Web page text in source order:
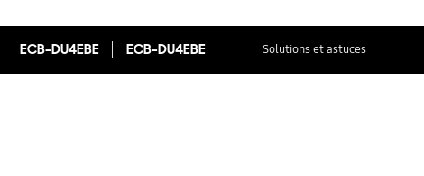
ECB-DU4EBE ECB-DU4EBE Solutions et astuces